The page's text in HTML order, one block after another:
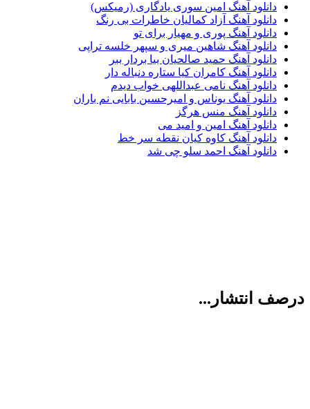
دانلود آهنگ امین سوری یادگاری (رمیکس)
دانلود آهنگ آزاد کمالیان خاطرات بی رنگ
دانلود آهنگ پوری و مهیار برای تو
دانلود آهنگ شاهین میری و سپهر خلسه تراپی
دانلود آهنگ حمید صالحیان بیا بردار ببر
دانلود آهنگ کامران کیا ستاره دنباله دار
دانلود آهنگ نامی عبداللهی خواب دیدم
دانلود آهنگ یوناس و امیرحسین بابایی نم باران
دانلود آهنگ منس هرگز
دانلود آهنگ امین و امید می
دانلود آهنگ کاوه کیان نقطه سر خط
دانلود آهنگ احمد سلو چی شد
درصف انتشار...